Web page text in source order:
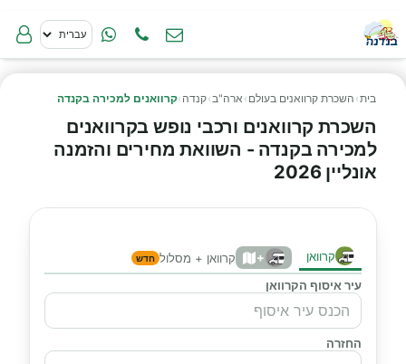
בית› השכרת קרוואנים בעולם › ארה"ב›קנדה ›קרוואנים למכירה בקנדה
השכרת קרוואנים ורכבי נופש בקרוואנים
למכירה בקנדה - השוואת מחירים והזמנה
אונליין 2026
קרוואן + קרוואן + מסלול חדש
עיר איסוף הקרוואן
החזרה